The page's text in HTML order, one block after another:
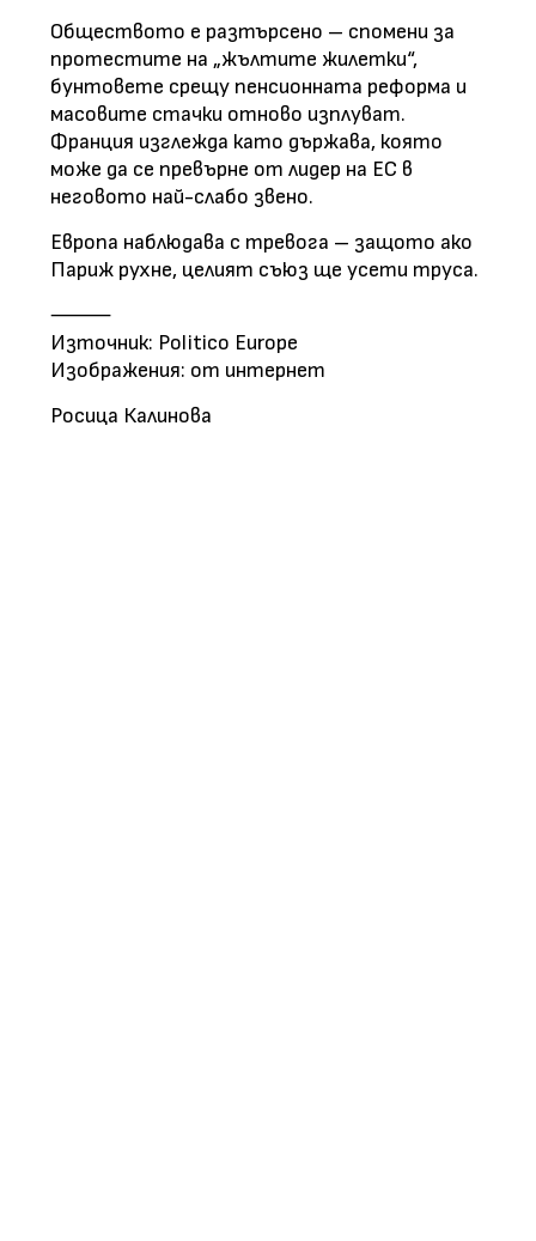
Обществото е разтърсено – спомени за
протестите на „жълтите жилетки“,
бунтовете срещу пенсионната реформа и
масовите стачки отново изплуват.
Франция изглежда като държава, която
може да се превърне от лидер на ЕС в
неговото най-слабо звено.
Европа наблюдава с тревога – защото ако
Париж рухне, целият съюз ще усети труса.
⸻
Източник: Politico Europe
Изображения: от интернет
Росица Калинова